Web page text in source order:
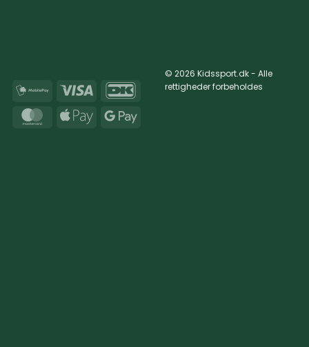
MobilePay Visa DanKort
MasterCardApple
Google
© 2026 Kidssport.dk - Alle
rettigheder forbeholdes